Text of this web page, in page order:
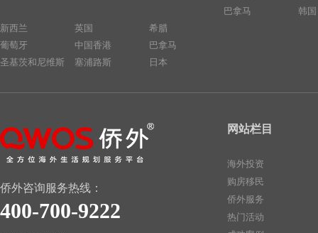
巴拿马
韩国
新西兰
葡萄牙
圣基茨和尼维斯
英国
中国香港
塞浦路斯
希腊
巴拿马
日本
侨外咨询服务热线：
400-700-9222
网站栏目
海外投资
购房移民
侨外服务
热门活动